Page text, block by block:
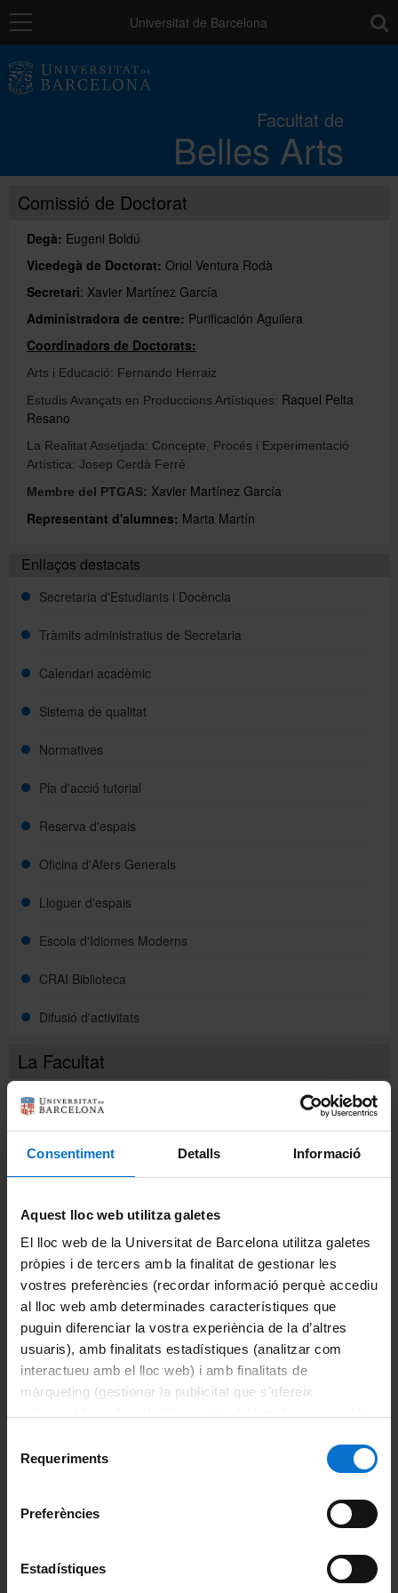
Consentiment Detalls Informació
Aquest lloc web utilitza galetes
El lloc web de la Universitat de Barcelona utilitza galetes
pròpies i de tercers amb la finalitat de gestionar les
vostres preferències (recordar informació perquè accediu
al lloc web amb determinades característiques que
puguin diferenciar la vostra experiència de la d’altres
usuaris), amb finalitats estadístiques (analitzar com
interactueu amb el lloc web) i amb finalitats de
màrqueting (gestionar la publicitat que s’ofereix
consultar laPolítica de galetes del lloc web de la
Requeriments
Preferències
Estadístiques
Navegació Universitat de Barcelona
Facultat de
Belles Arts
Estudis
Recerca
Internacional
Serveis
Directori
Español
La Facultat
Coneix la facultat
Òrgans de govern
Comissions
Comissió Acadèmica
Comissió de Professorat
Comissió Econòmica i d'Espais
Comissió de Doctorat
Comissió de Tecnologies
Comissió de Seguretat, Salut, Medi Ambient i
Accessibilitat
Comissió de Doctorat
Degà: Eugeni Boldú
Vicedegà de Doctorat: Oriol Ventura Rodà
Secretari: Xavier Martínez García
Administradora de centre: Purificación Aguilera
Coordinadors de Doctorats:
Arts i Educació: Fernando Herraiz
Estudis Avançats en Produccions Artístiques: Raquel Pelta
Resano
La Realitat Assetjada: Concepte, Procés i Experimentació
Artística: Josep Cerdà Ferré
Membre del PTGAS: Xavier Martínez García
Representant d'alumnes: Marta Martín
Enllaços destacats
Secretaria d'Estudiants i Docència
Tràmits administratius de Secretaria
Calendari acadèmic
Sistema de qualitat
Normatives
Pla d'acció tutorial
Reserva d'espais
Oficina d'Afers Generals
Lloguer d'espais
Escola d'Idiomes Moderns
CRAI Biblioteca
Difusió d'activitats